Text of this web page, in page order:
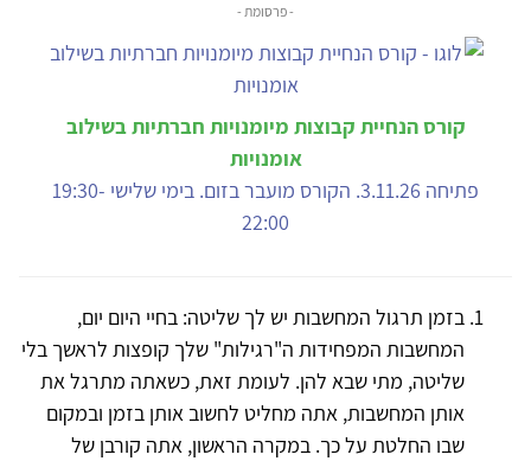
- פרסומת -
קורס הנחיית קבוצות מיומנויות חברתיות בשילוב
אומנויות
פתיחה 3.11.26. הקורס מועבר בזום. בימי שלישי 19:30-
22:00
בזמן תרגול המחשבות יש לך שליטה: בחיי היום יום,
המחשבות המפחידות ה"רגילות" שלך קופצות לראשך בלי
שליטה, מתי שבא להן. לעומת זאת, כשאתה מתרגל את
אותן המחשבות, אתה מחליט לחשוב אותן בזמן ובמקום
שבו החלטת על כך. במקרה הראשון, אתה קורבן של